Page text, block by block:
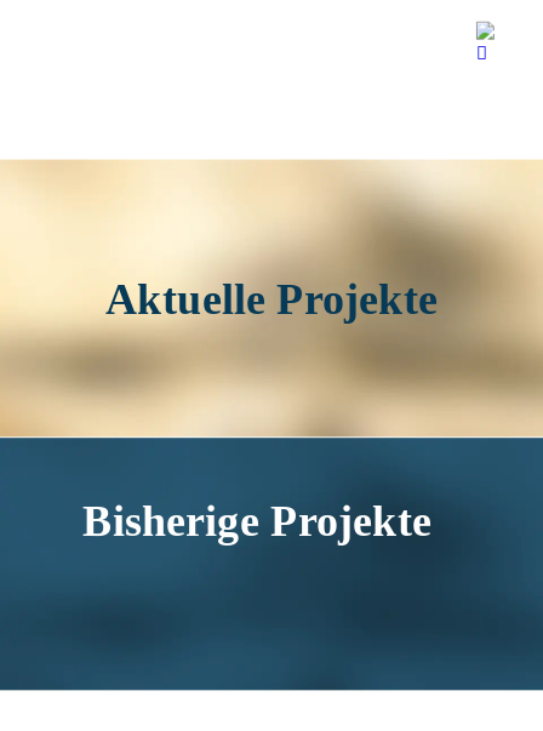
Bisherige Projekte
Aktuelle Projekte